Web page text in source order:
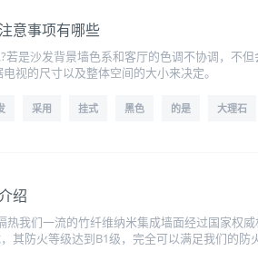
意事项有哪些
若是沙发背景墙色系和客厅的色调不协调，不
视的尺寸以及整体空间的大小来决定。
采用 挂式 黑色 的是 大理石
绍
热我们一流的竹纤维纳米集成墙面经过国家权
其防火等级达到B1级，完全可以满足我们的防